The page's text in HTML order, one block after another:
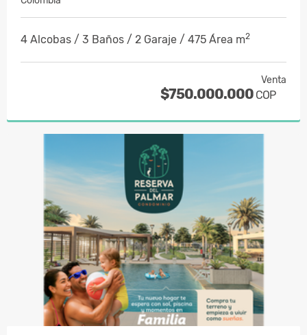
4 Alcobas / 3 Baños / 2 Garaje / 475 Área m2
Venta
$750.000.000 COP